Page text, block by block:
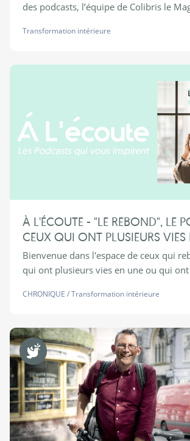
des podcasts, l’équipe de Colibris le
Transformation intérieure
À L'ÉCOUTE - "LE REBOND", LE
CEUX QUI ONT PLUSIEURS VIES
Bienvenue dans l'espace de ceux qui
qui ont plusieurs vies en une ou qui
CHRONIQUE /Transformation intérieure
Non Violence